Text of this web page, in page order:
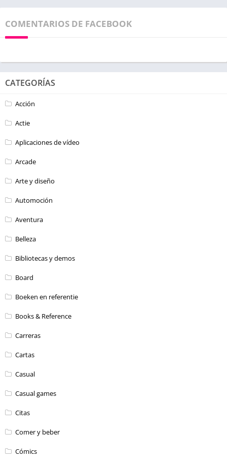
COMENTARIOS DE FACEBOOK
CATEGORÍAS
Acción
Actie
Aplicaciones de vídeo
Arcade
Arte y diseño
Automoción
Aventura
Belleza
Bibliotecas y demos
Board
Boeken en referentie
Books & Reference
Carreras
Cartas
Casual
Casual games
Citas
Comer y beber
Cómics